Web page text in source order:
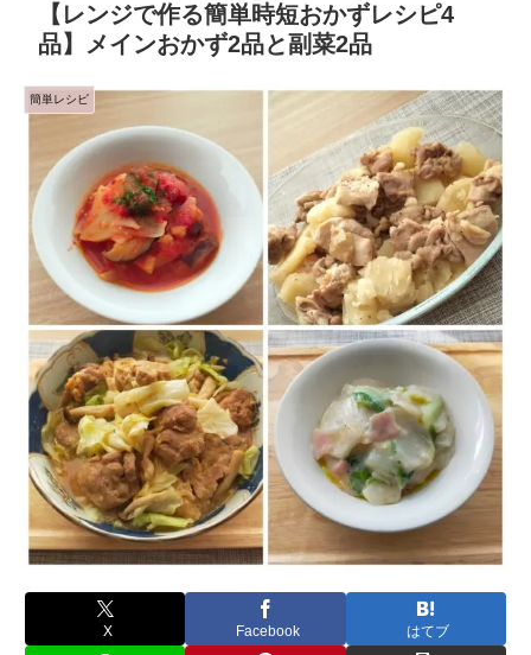
【レンジで作る簡単時短おかずレシピ4
品】メインおかず2品と副菜2品
簡単レシピ
X Facebook はてブ